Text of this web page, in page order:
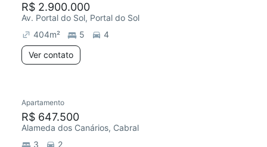
R$ 2.900.000
Av. Portal do Sol, Portal do Sol
404m² 5
4
Ver contato
Apartamento
R$ 647.500
Alameda dos Canários, Cabral
3
2